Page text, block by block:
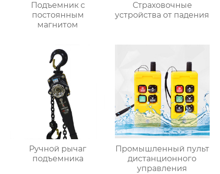
Подъемник с
постоянным
магнитом
Страховочные
устройства от падения
Ручной рычаг
подъемника
Промышленный пульт
дистанционного
управления